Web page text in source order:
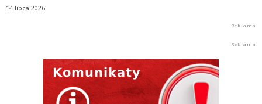
14 lipca 2026